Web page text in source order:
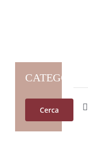
CATEGORIE
Cerca